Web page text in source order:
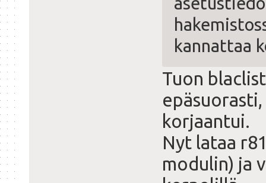
kannattaa
Tuon
korjaantui.
Nyt lataa
modulin) ja